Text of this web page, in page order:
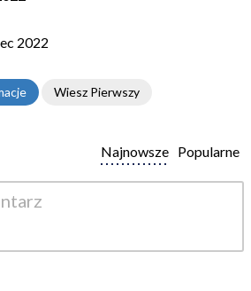
2022
Wiesz Pierwszy
Popularne
Najnowsze